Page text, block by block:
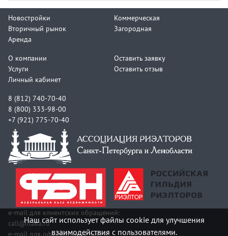
Новостройки
Вторичный рынок
Аренда
Коммерческая
Загородная
О компании
Услуги
Личный кабинет
Оставить заявку
Оставить отзыв
8 (812) 740-70-40
8 (800) 333-98-00
+7 (921) 775-70-40
e-mail для клиентских обращений:
call@itaka.ru
e-mail для официальных писем:
Наш сайт использует файлы cookie для улучшения
взаимодействия с пользователями.